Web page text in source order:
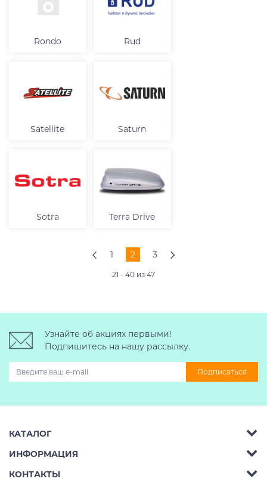
Rondo Rud
Satellite Saturn
Sotra Terra Drive
1 2 3
21 - 40 из 47
Узнайте об акциях первыми!
Подпишитесь на нашу рассылку.
Подписаться
КАТАЛОГ
Багажник на крышу авто
Автобоксы
ИНФОРМАЦИЯ
Аренда
КОНТАКТЫ